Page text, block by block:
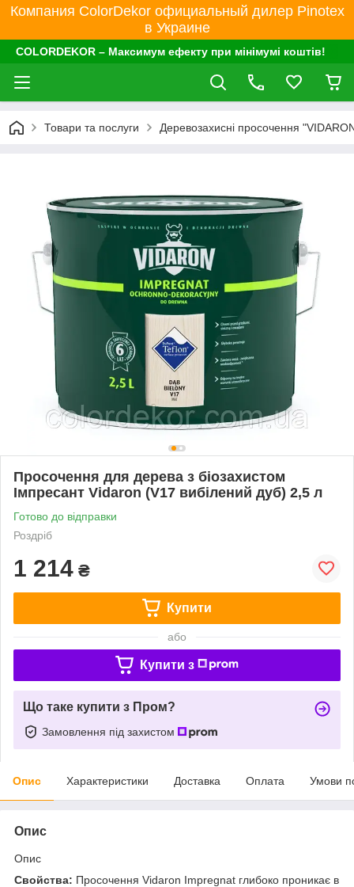
Компания ColorDekor официальный дилер Pinotex
в Украине
COLORDEKOR – Максимум ефекту при мінімумі коштів!
Товари та послуги Деревозахисні просочення
Просочення для дерева з біозахистом
Імпресант Vidaron (V17 вибілений дуб) 2,5 л
Готово до відправки
Роздріб
1 214 ₴
Купити
або
Купити з
Що таке купити з Пром?
Замовлення під захистом
Опис Характеристики Доставка Оплата Умови
Опис
Опис
Свойства: Просочення Vidaron Impregnat глибоко проникає в